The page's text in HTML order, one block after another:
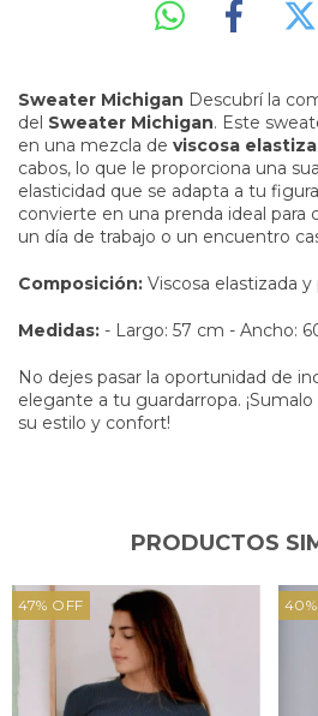
Sweater Michigan Descubrí la
del Sweater Michigan. Este
en una mezcla de viscosa
cabos, lo que le proporciona una
elasticidad que se adapta a tu
convierte en una prenda ideal para
un día de trabajo o un encuentro
Composición: Viscosa elastizada
Medidas: - Largo: 57 cm - Ancho:
No dejes pasar la oportunidad de
elegante a tu guardarropa.
su estilo y confort!
PRODUCTOS
47% OFF 40%